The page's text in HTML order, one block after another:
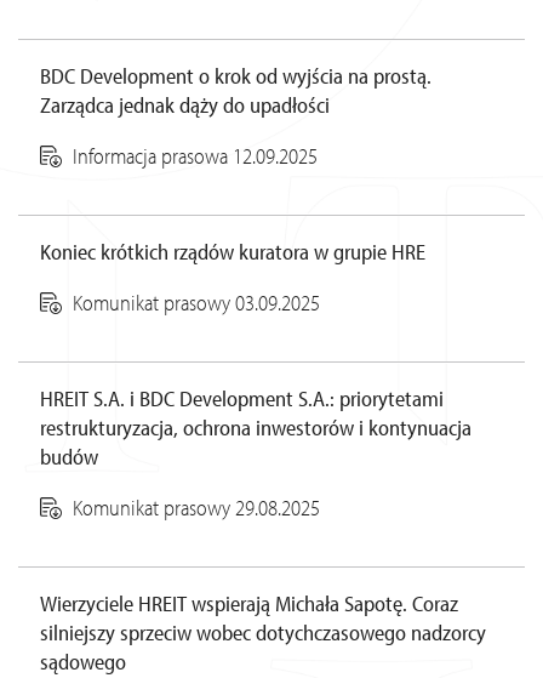
BDC Development o krok od wyjścia na prostą.
Zarządca jednak dąży do upadłości
Informacja prasowa 12.09.2025
Koniec krótkich rządów kuratora w grupie HRE
Komunikat prasowy 03.09.2025
HREIT S.A. i BDC Development S.A.: priorytetami
restrukturyzacja, ochrona inwestorów i kontynuacja
budów
Komunikat prasowy 29.08.2025
Wierzyciele HREIT wspierają Michała Sapotę. Coraz
silniejszy sprzeciw wobec dotychczasowego nadzorcy
sądowego